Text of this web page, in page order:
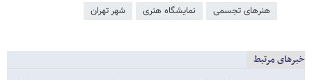
هنرهای تجسمی نمایشگاه هنری شهر تهران
خبرهای مرتبط